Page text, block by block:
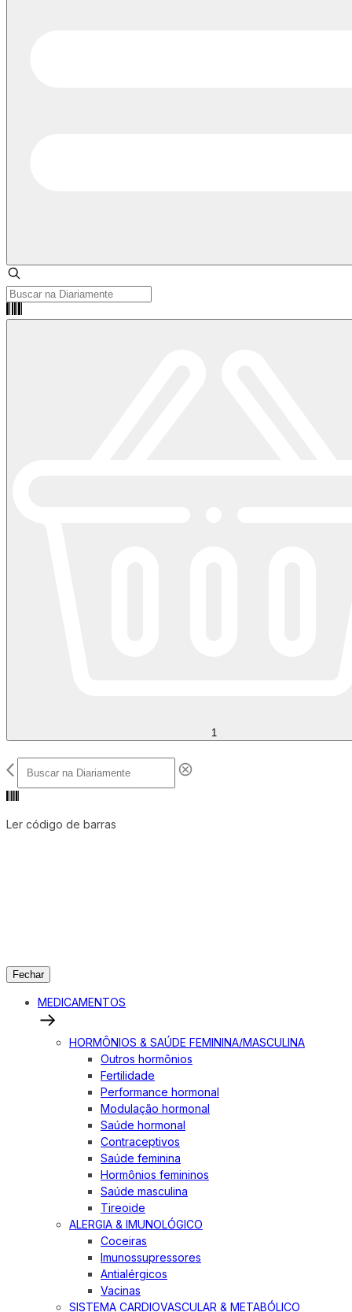
1
Ler código de barras
Fechar
MEDICAMENTOS
HORMÔNIOS & SAÚDE FEMININA/MASCULINA
Outros hormônios
Fertilidade
Performance hormonal
Modulação hormonal
Saúde hormonal
Contraceptivos
Saúde feminina
Hormônios femininos
Saúde masculina
Tireoide
ALERGIA & IMUNOLÓGICO
Coceiras
Imunossupressores
Antialérgicos
Vacinas
SISTEMA CARDIOVASCULAR & METABÓLICO